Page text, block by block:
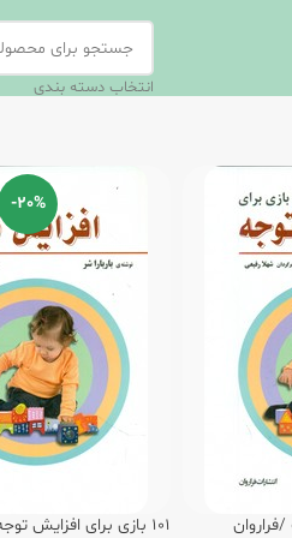
انتخاب دسته بندی
-20%
101 بازی برای افزایش توجه /فراروان